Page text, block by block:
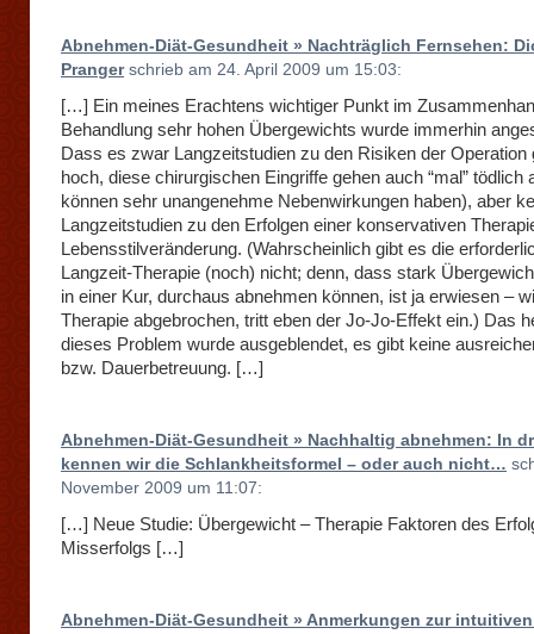
Abnehmen-Diät-Gesundheit » Nachträglich Fernsehen:
Prangerschrieb am 24. April 2009 um 15:03:
[…] Ein meines Erachtens wichtiger Punkt im
Behandlung sehr hohen Übergewichts wurde immerhin
Dass es zwar Langzeitstudien zu den Risiken der Operation
hoch, diese chirurgischen Eingriffe gehen auch “mal” tödlich
können sehr unangenehme Nebenwirkungen haben), aber
Langzeitstudien zu den Erfolgen einer konservativen
Lebensstilveränderung. (Wahrscheinlich gibt es die
Langzeit-Therapie (noch) nicht; denn, dass stark
in einer Kur, durchaus abnehmen können, ist ja erwiesen –
Therapie abgebrochen, tritt eben der Jo-Jo-Effekt ein.) Das
dieses Problem wurde ausgeblendet, es gibt keine
bzw. Dauerbetreuung. […]
Abnehmen-Diät-Gesundheit » Nachhaltig abnehmen: In
kennen wir die Schlankheitsformel – oder auch nicht…
November 2009 um 11:07:
[…] Neue Studie: Übergewicht – Therapie Faktoren des
Misserfolgs […]
Abnehmen-Diät-Gesundheit » Anmerkungen zur